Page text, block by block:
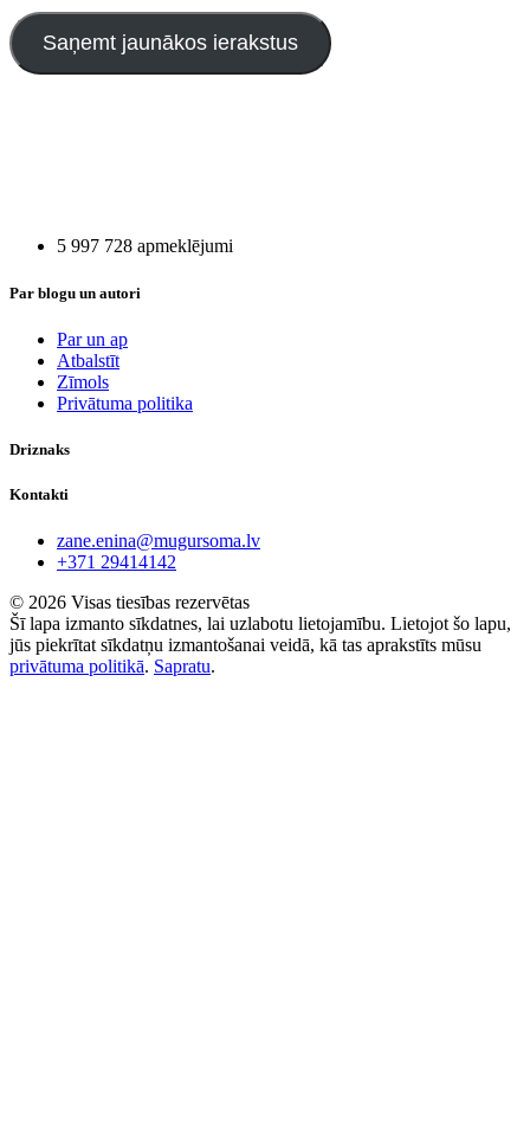
adrese
Saņemt jaunākos ierakstus
5 997 728 apmeklējumi
Par blogu un autori
Par un ap
Atbalstīt
Zīmols
Privātuma politika
Driznaks
Kontakti
zane.enina@mugursoma.lv
+371 29414142
© 2026 Visas tiesības rezervētas
Šī lapa izmanto sīkdatnes, lai uzlabotu lietojamību. Lietojot šo lapu,
jūs piekrītat sīkdatņu izmantošanai veidā, kā tas aprakstīts mūsu
privātuma politikā. Sapratu.